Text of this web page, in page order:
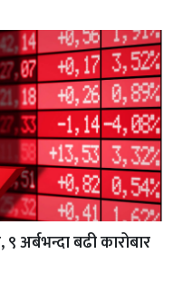
अर्बभन्दा बढी कारोबार